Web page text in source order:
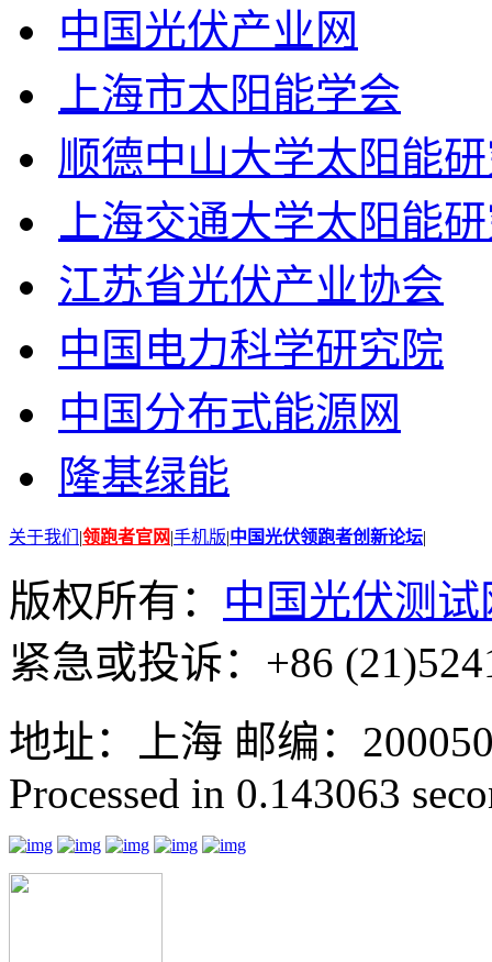
中国光伏产业网
上海市太阳能学会
顺德中山大学太阳能
上海交通大学太阳能
江苏省光伏产业协会
中国电力科学研究院
中国分布式能源网
隆基绿能
关于我们 |领跑者官网|手机版|中国光伏领跑者创新论坛|
版权所有： 中国光伏测试
紧急或投诉：+86
地址：上海 邮编：
Processed in 0.143063